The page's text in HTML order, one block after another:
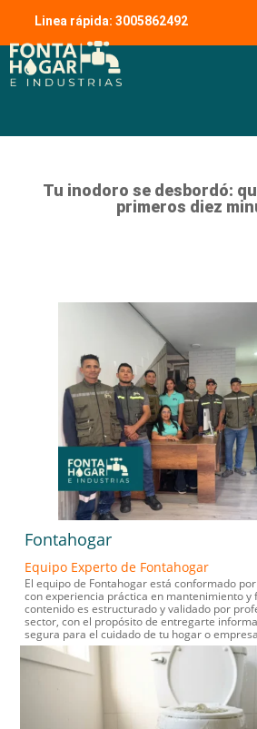
Linea rápida: 3005862492
Tu inodoro se desbordó:
primeros diez
Fontahogar
Equipo Experto de Fontahogar
El equipo de Fontahogar está conformado
con experiencia práctica en mantenimiento y
contenido es estructurado y validado por
sector, con el propósito de entregarte
segura para el cuidado de tu hogar o